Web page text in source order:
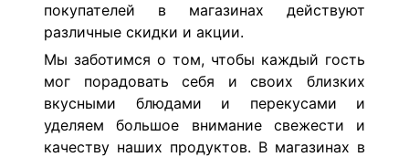
покупателей в магазинах действуют
различные скидки и акции.
Мы заботимся о том, чтобы каждый гость
мог порадовать себя и своих близких
вкусными блюдами и перекусами и
уделяем большое внимание свежести и
качеству наших продуктов. В магазинах в